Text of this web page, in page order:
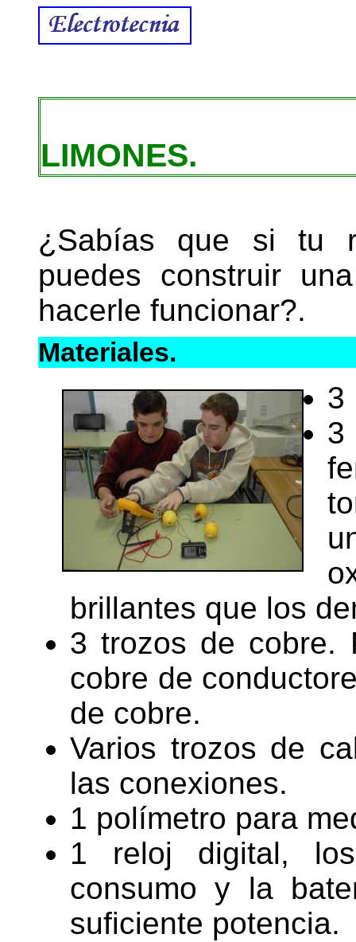
LIMONES.
¿Sabías que si tu
puedes construir
hacerle funcionar?.
Materiales.
3
3
brillantes que los
3 trozos de cobre.
cobre de
de cobre.
Varios trozos de
las conexiones.
1 polímetro para
1 reloj digital,
consumo y la
suficiente potencia.